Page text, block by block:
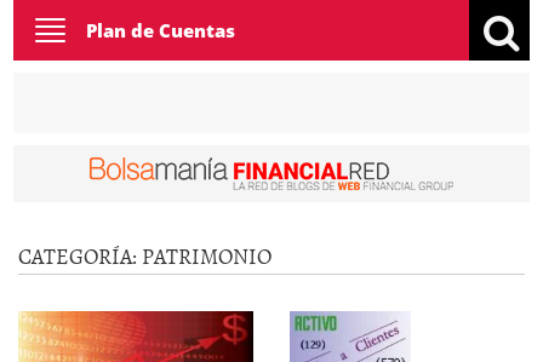
Toggle
navigation
Plan de Cuentas
CATEGORÍA: PATRIMONIO